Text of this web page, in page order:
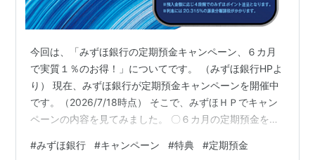
今回は、「みずほ銀行の定期預金キャンペーン、６カ月
で実質１％のお得！」についてです。 （みずほ銀行HPよ
り） 現在、みずほ銀行が定期預金キャンペーンを開催中
です。（2026/7/18時点） そこで、みずほＨＰでキャン
ペーンの内容を見てみました。 〇６カ月の定期預金をす
して「みずほポイント」が貰えるので、半年で実質約
#みずほ銀行 #キャンペーン #特典 #定期預金